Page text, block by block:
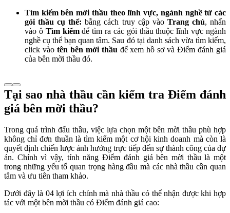
Tìm kiếm bên mời thầu theo lĩnh vực, ngành nghề từ các
gói thầu cụ thể: bằng cách truy cập vào Trang chủ, nhấn
vào ô Tìm kiếmđể tìm ra các gói thầu thuộc lĩnh vực ngành
nghề cụ thể bạn quan tâm. Sau đó tại danh sách vừa tìm kiếm,
click vàotên bên mời thầu để xem hồ sơ và Điểm đánh giá
của bên mời thầu đó.
Tại sao nhà thầu cần kiểm tra Điểm đánh
giá bên mời thầu?
Trong quá trình đấu thầu, việc lựa chọn một bên mời thầu phù hợp
không chỉ đơn thuần là tìm kiếm một cơ hội kinh doanh mà còn là
quyết định chiến lược ảnh hưởng trực tiếp đến sự thành công của dự
án. Chính vì vậy, tính năng Điểm đánh giá bên mời thầu là một
trong những yếu tố quan trọng hàng đầu mà các nhà thầu cần quan
tâm và ưu tiên tham khảo.
Dưới đây là 04 lợi ích chính mà nhà thầu có thể nhận được khi hợp
tác với một bên mời thầu có Điểm đánh giá cao: